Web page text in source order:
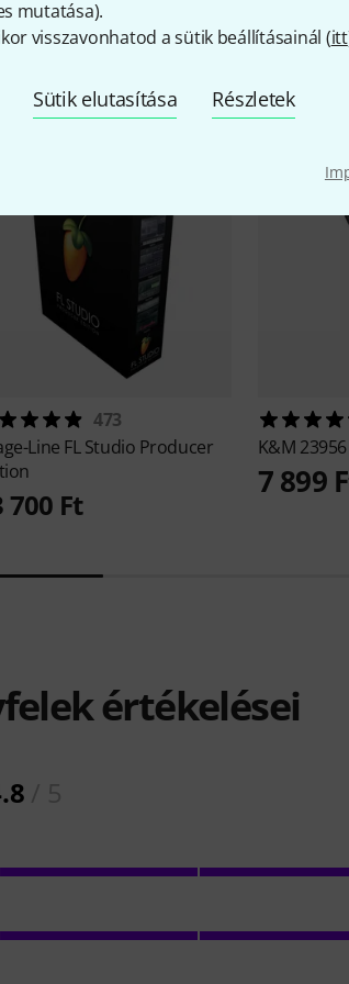
mutatása).
visszavonhatod a sütik beállításainál (itt
Sütik elutasítása Részletek
és hozzáillő
473
Line FL Studio Producer
700 Ft
K&M
7 899
értékelései